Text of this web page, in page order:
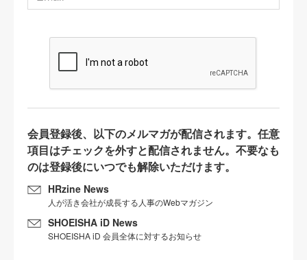
会員登録後、以下のメルマガが配信されます。任意
項目はチェックを外すと配信されません。不要なも
のは登録後にいつでも解除いただけます。
HRzine News
人が活き会社が成長する人事のWebマガジン
SHOEISHA iD News
SHOEISHA iD 会員全体に対するお知らせ